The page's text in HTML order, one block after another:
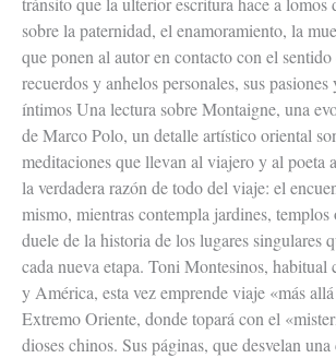
sobre la paternidad, el enamoramiento, la
que ponen al autor en contacto con el
recuerdos y anhelos personales, sus pasiones
íntimos Una lectura sobre Montaigne, una
de Marco Polo, un detalle artístico oriental
meditaciones que llevan al viajero y al poeta
la verdadera razón de todo del viaje: el
mismo, mientras contempla jardines, templos
duele de la historia de los lugares singulares
cada nueva etapa. Toni Montesinos, habitual
y América, esta vez emprende viaje «más
Extremo Oriente, donde topará con el
dioses chinos. Sus páginas, que desvelan una